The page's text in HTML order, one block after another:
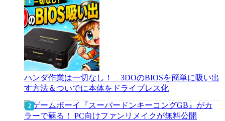
ハンダ作業は一切なし！ 3DOのBIOSを簡単に吸い出
す方法＆ついでに本体をドライブレス化